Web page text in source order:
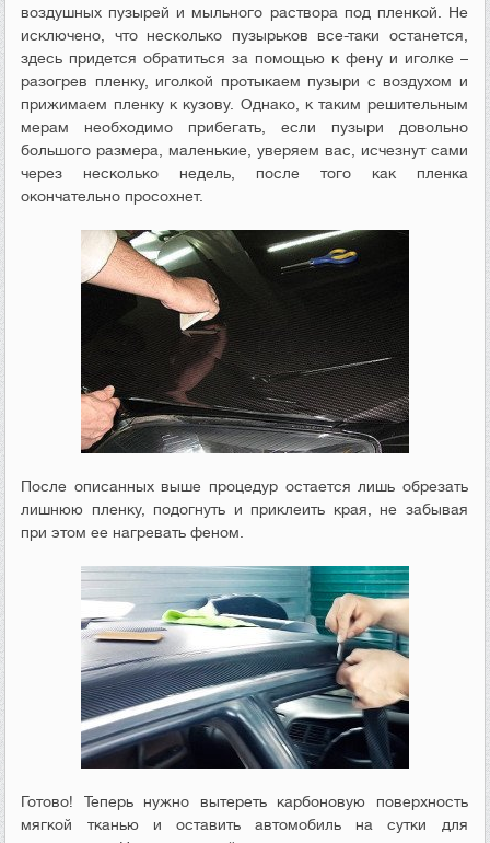
воздушных пузырей и мыльного раствора под пленкой. Не
исключено, что несколько пузырьков все-таки останется,
здесь придется обратиться за помощью к фену и иголке –
разогрев пленку, иголкой протыкаем пузыри с воздухом и
прижимаем пленку к кузову. Однако, к таким решительным
мерам необходимо прибегать, если пузыри довольно
большого размера, маленькие, уверяем вас, исчезнут сами
через несколько недель, после того как пленка
окончательно просохнет.
После описанных выше процедур остается лишь обрезать
лишнюю пленку, подогнуть и приклеить края, не забывая
при этом ее нагревать феном.
Готово! Теперь нужно вытереть карбоновую поверхность
мягкой тканью и оставить автомобиль на сутки для